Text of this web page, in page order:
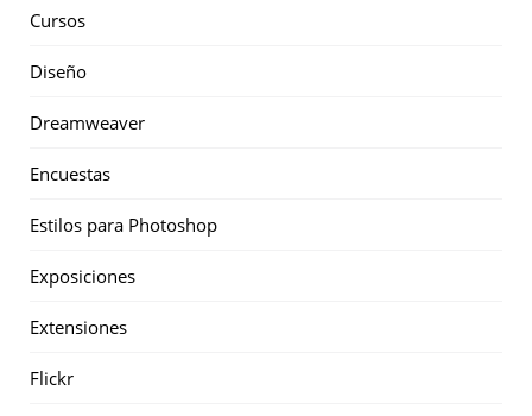
Cursos
Diseño
Dreamweaver
Encuestas
Estilos para Photoshop
Exposiciones
Extensiones
Flickr